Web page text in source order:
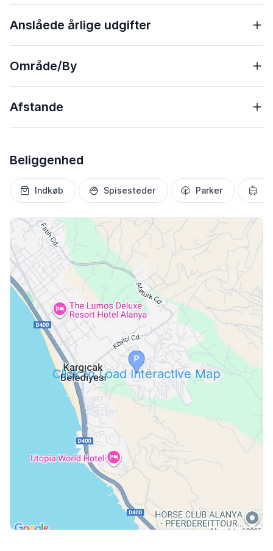
Anslåede årlige udgifter
Område/By
Afstande
Beliggenhed
Indkøb Spisesteder Parker
Click to Load Interactive Map